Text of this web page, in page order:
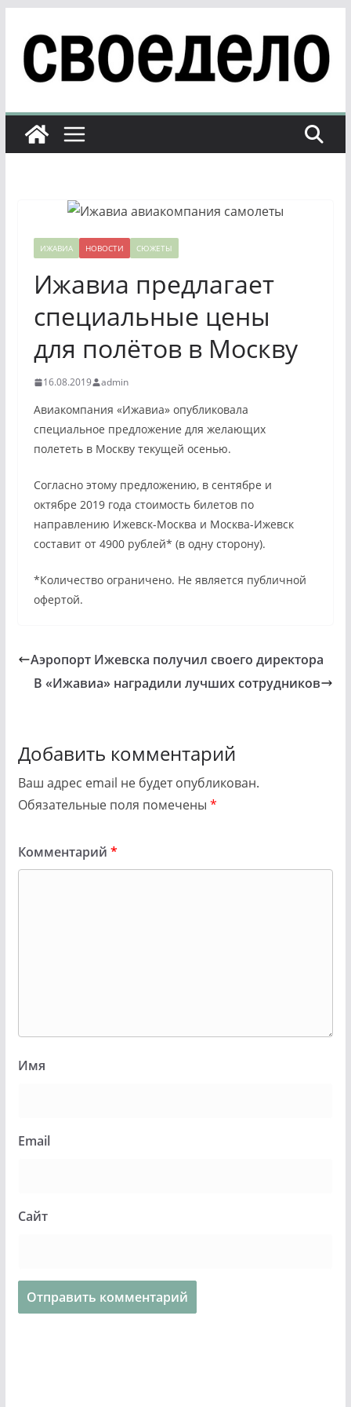
содержимому
ИЖАВИА НОВОСТИ СЮЖЕТЫ
Ижавиа предлагает
специальные цены
для полётов в Москву
16.08.2019 admin
Авиакомпания «Ижавиа» опубликовала
специальное предложение для желающих
полететь в Москву текущей осенью.
Согласно этому предложению, в сентябре и
октябре 2019 года стоимость билетов по
направлению Ижевск-Москва и Москва-Ижевск
составит от 4900 рублей* (в одну сторону).
*Количество ограничено. Не является публичной
офертой.
Аэропорт Ижевска получил своего директора
В «Ижавиа» наградили лучших сотрудников
Добавить комментарий
Ваш адрес email не будет опубликован.
Обязательные поля помечены *
Комментарий *
Имя
Email
Сайт